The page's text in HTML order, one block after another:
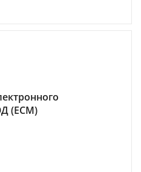
(ECM)